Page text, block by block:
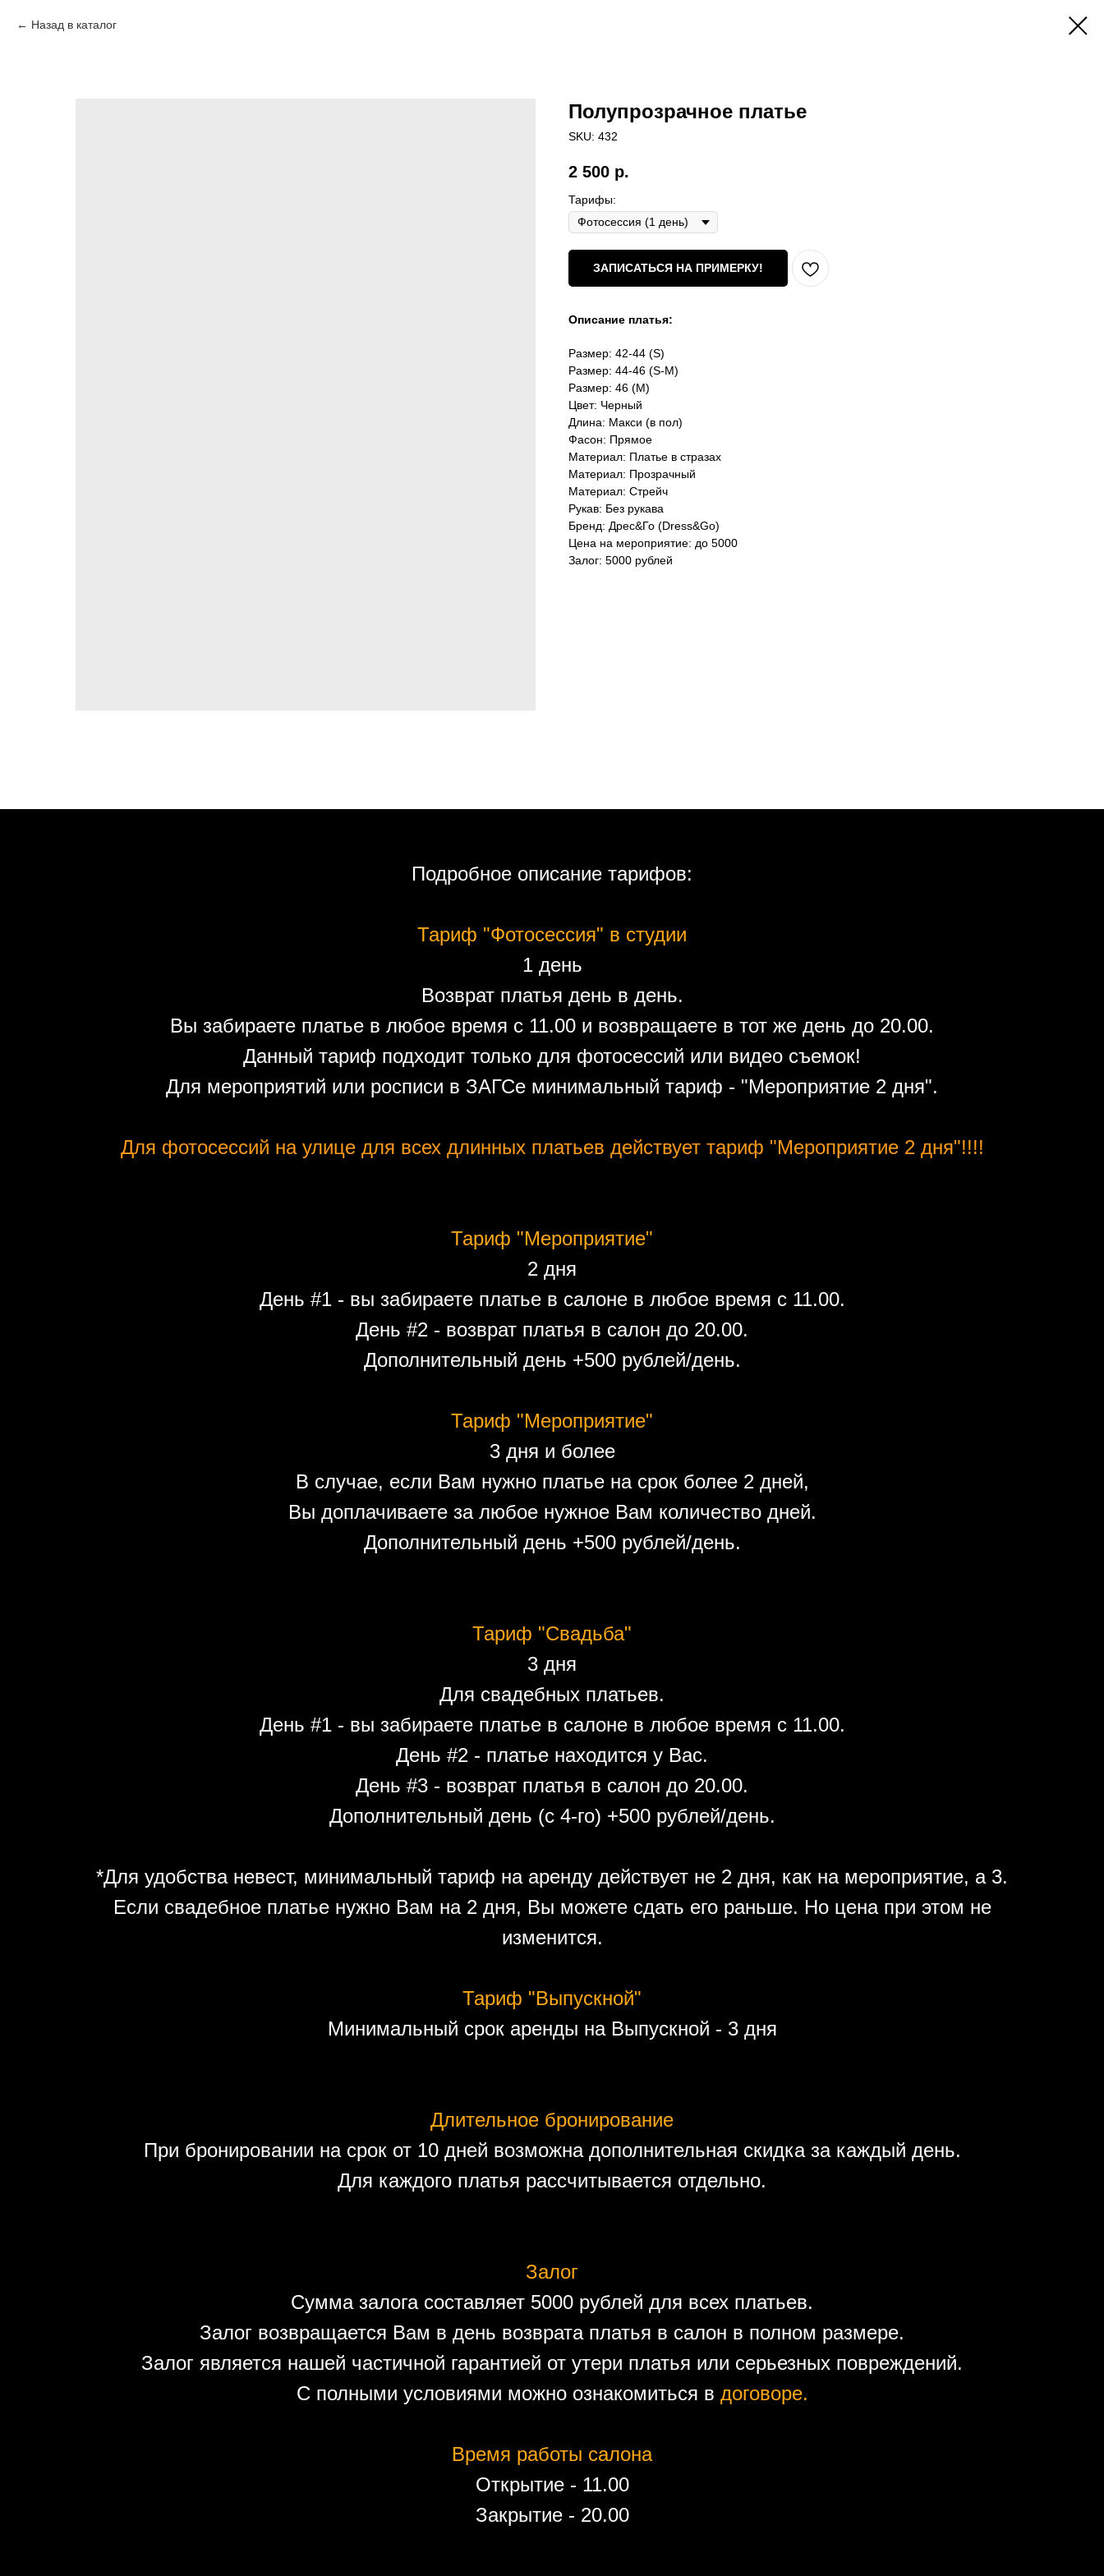
Назад в каталог
Полупрозрачное платье
SKU: 432
2 500 р.
Тарифы:
ЗАПИСАТЬСЯ НА ПРИМЕРКУ!
Описание платья:
Размер: 42-44 (S)
Размер: 44-46 (S-M)
Размер: 46 (М)
Цвет: Черный
Длина: Макси (в пол)
Фасон: Прямое
Материал: Платье в стразах
Материал: Прозрачный
Материал: Стрейч
Рукав: Без рукава
Бренд: Дрес&Го (Dress&Go)
Цена на мероприятие: до 5000
Залог: 5000 рублей
Подробное описание тарифов:
Тариф "Фотосессия" в студии
1 день
Возврат платья день в день.
Вы забираете платье в любое время с 11.00 и возвращаете в тот же день до 20.00.
Данный тариф подходит только для фотосессий или видео съемок!
Для мероприятий или росписи в ЗАГСе минимальный тариф - "Мероприятие 2 дня".
Для фотосессий на улице для всех длинных платьев действует тариф "Мероприятие 2 дня"!!!!
Тариф "Мероприятие"
2 дня
День #1 - вы забираете платье в салоне в любое время с 11.00.
День #2 - возврат платья в салон до 20.00.
Дополнительный день +500 рублей/день.
Тариф "Мероприятие"
3 дня и более
В случае, если Вам нужно платье на срок более 2 дней,
Вы доплачиваете за любое нужное Вам количество дней.
Дополнительный день +500 рублей/день.
Тариф "Свадьба"
3 дня
Для свадебных платьев.
День #1 - вы забираете платье в салоне в любое время с 11.00.
День #2 - платье находится у Вас.
День #3 - возврат платья в салон до 20.00.
Дополнительный день (с 4-го) +500 рублей/день.
*Для удобства невест, минимальный тариф на аренду действует не 2 дня, как на мероприятие, а 3.
Если свадебное платье нужно Вам на 2 дня, Вы можете сдать его раньше. Но цена при этом не
изменится.
Тариф "Выпускной"
Минимальный срок аренды на Выпускной - 3 дня
Длительное бронирование
При бронировании на срок от 10 дней возможна дополнительная скидка за каждый день.
Для каждого платья рассчитывается отдельно.
Залог
Сумма залога составляет 5000 рублей для всех платьев.
Залог возвращается Вам в день возврата платья в салон в полном размере.
Залог является нашей частичной гарантией от утери платья или серьезных повреждений.
С полными условиями можно ознакомиться в договоре.
Время работы салона
Открытие - 11.00
Закрытие - 20.00